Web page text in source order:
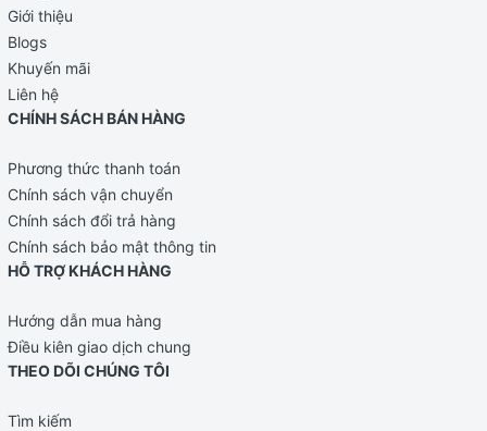
Giới thiệu
Blogs
Khuyến mãi
Liên hệ
CHÍNH SÁCH BÁN HÀNG
Phương thức thanh toán
Chính sách vận chuyển
Chính sách đổi trả hàng
Chính sách bảo mật thông tin
HỖ TRỢ KHÁCH HÀNG
Hướng dẫn mua hàng
Điều kiên giao dịch chung
THEO DÕI CHÚNG TÔI
Tìm kiếm